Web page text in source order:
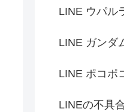
LINE ウパル
LINE ガンダ
LINE ポコポ
LINEの不具